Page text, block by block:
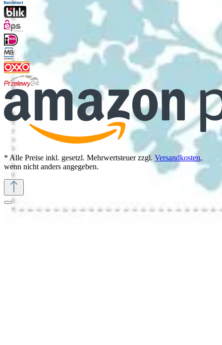
* Alle Preise inkl. gesetzl. Mehrwertsteuer zzgl. Versandkosten,
wenn nicht anders angegeben.